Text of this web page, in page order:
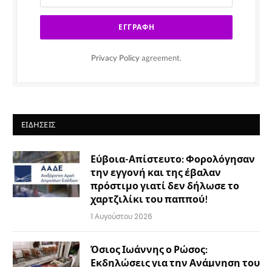
Privacy Policy agreement.
ΕΙΔΉΣΕΙΣ
Εύβοια-Απίστευτο: Φορολόγησαν
την εγγονή και της έβαλαν
πρόστιμο γιατί δεν δήλωσε το
χαρτζιλίκι του παππού!
1 Αυγούστου 2026
Όσιος Ιωάννης ο Ρώσος:
Εκδηλώσεις για την Ανάμνηση του